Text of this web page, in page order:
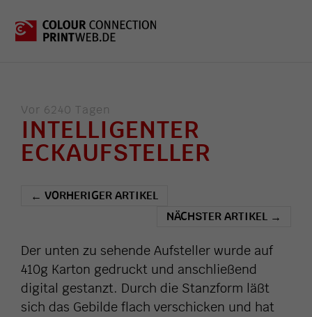
Vor 6240 Tagen
INTELLIGENTER
ECKAUFSTELLER
← VORHERIGER ARTIKEL
NÄCHSTER ARTIKEL →
Der unten zu sehende Aufsteller wurde auf
410g Karton gedruckt und anschließend
digital gestanzt. Durch die Stanzform läßt
sich das Gebilde flach verschicken und hat